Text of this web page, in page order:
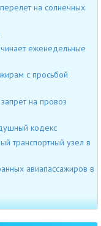
на солнечных
еженедельные
с просьбой
на провоз
кодекс
транспортный узел в
авиапассажиров в